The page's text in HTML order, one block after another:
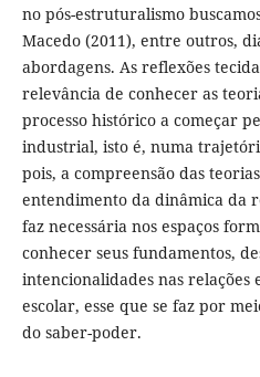
no pós-estruturalismo
Macedo (2011), entre outros,
abordagens. As reflexões
relevância de conhecer as
processo histórico a começar
industrial, isto é, numa
pois, a compreensão das
entendimento da dinâmica da
faz necessária nos espaços
conhecer seus fundamentos,
intencionalidades nas relações
escolar, esse que se faz por
do saber-poder.